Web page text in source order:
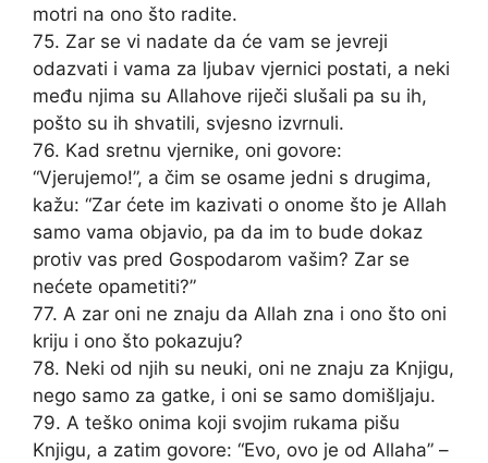
motri na ono što radite.
75. Zar se vi nadate da će vam se jevreji
odazvati i vama za ljubav vjernici postati, a neki
među njima su Allahove riječi slušali pa su ih,
pošto su ih shvatili, svjesno izvrnuli.
76. Kad sretnu vjernike, oni govore:
“Vjerujemo!”, a čim se osame jedni s drugima,
kažu: “Zar ćete im kazivati o onome što je Allah
samo vama objavio, pa da im to bude dokaz
protiv vas pred Gospodarom vašim? Zar se
nećete opametiti?”
77. A zar oni ne znaju da Allah zna i ono što oni
kriju i ono što pokazuju?
78. Neki od njih su neuki, oni ne znaju za Knjigu,
nego samo za gatke, i oni se samo domišljaju.
79. A teško onima koji svojim rukama pišu
Knjigu, a zatim govore: “Evo, ovo je od Allaha” –